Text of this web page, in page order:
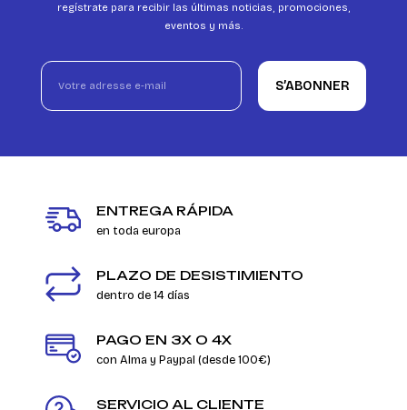
regístrate para recibir las últimas noticias, promociones,
eventos y más.
S’ABONNER
ENTREGA RÁPIDA
en toda europa
PLAZO DE DESISTIMIENTO
dentro de 14 días
PAGO EN 3X O 4X
con Alma y Paypal (desde 100€)
SERVICIO AL CLIENTE